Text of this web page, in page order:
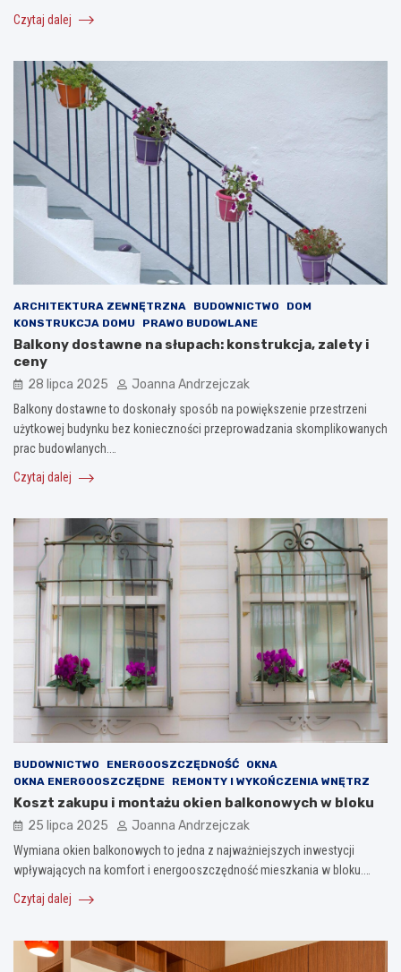
Czytaj dalej
ARCHITEKTURA ZEWNĘTRZNA BUDOWNICTWO
DOM
KONSTRUKCJA DOMU
PRAWO BUDOWLANE
Balkony dostawne na słupach: konstrukcja, zalety i
ceny
28 lipca 2025 Joanna Andrzejczak
Balkony dostawne to doskonały sposób na powiększenie przestrzeni
użytkowej budynku bez konieczności przeprowadzania skomplikowanych
prac budowlanych.…
Czytaj dalej
BUDOWNICTWO ENERGOOSZCZĘDNOŚĆ
OKNA
OKNA ENERGOOSZCZĘDNE
REMONTY I WYKOŃCZENIA WNĘTRZ
Koszt zakupu i montażu okien balkonowych w bloku
25 lipca 2025 Joanna Andrzejczak
Wymiana okien balkonowych to jedna z najważniejszych inwestycji
wpływających na komfort i energooszczędność mieszkania w bloku.…
Czytaj dalej